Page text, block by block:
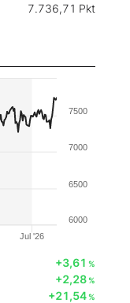
7.736,71 Pkt
Jul '26
6000
6500
7000
7500
+3,61 %
+2,28%
+21,54%